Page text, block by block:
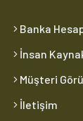
Banka
İnsan
Müşteri
İletişim